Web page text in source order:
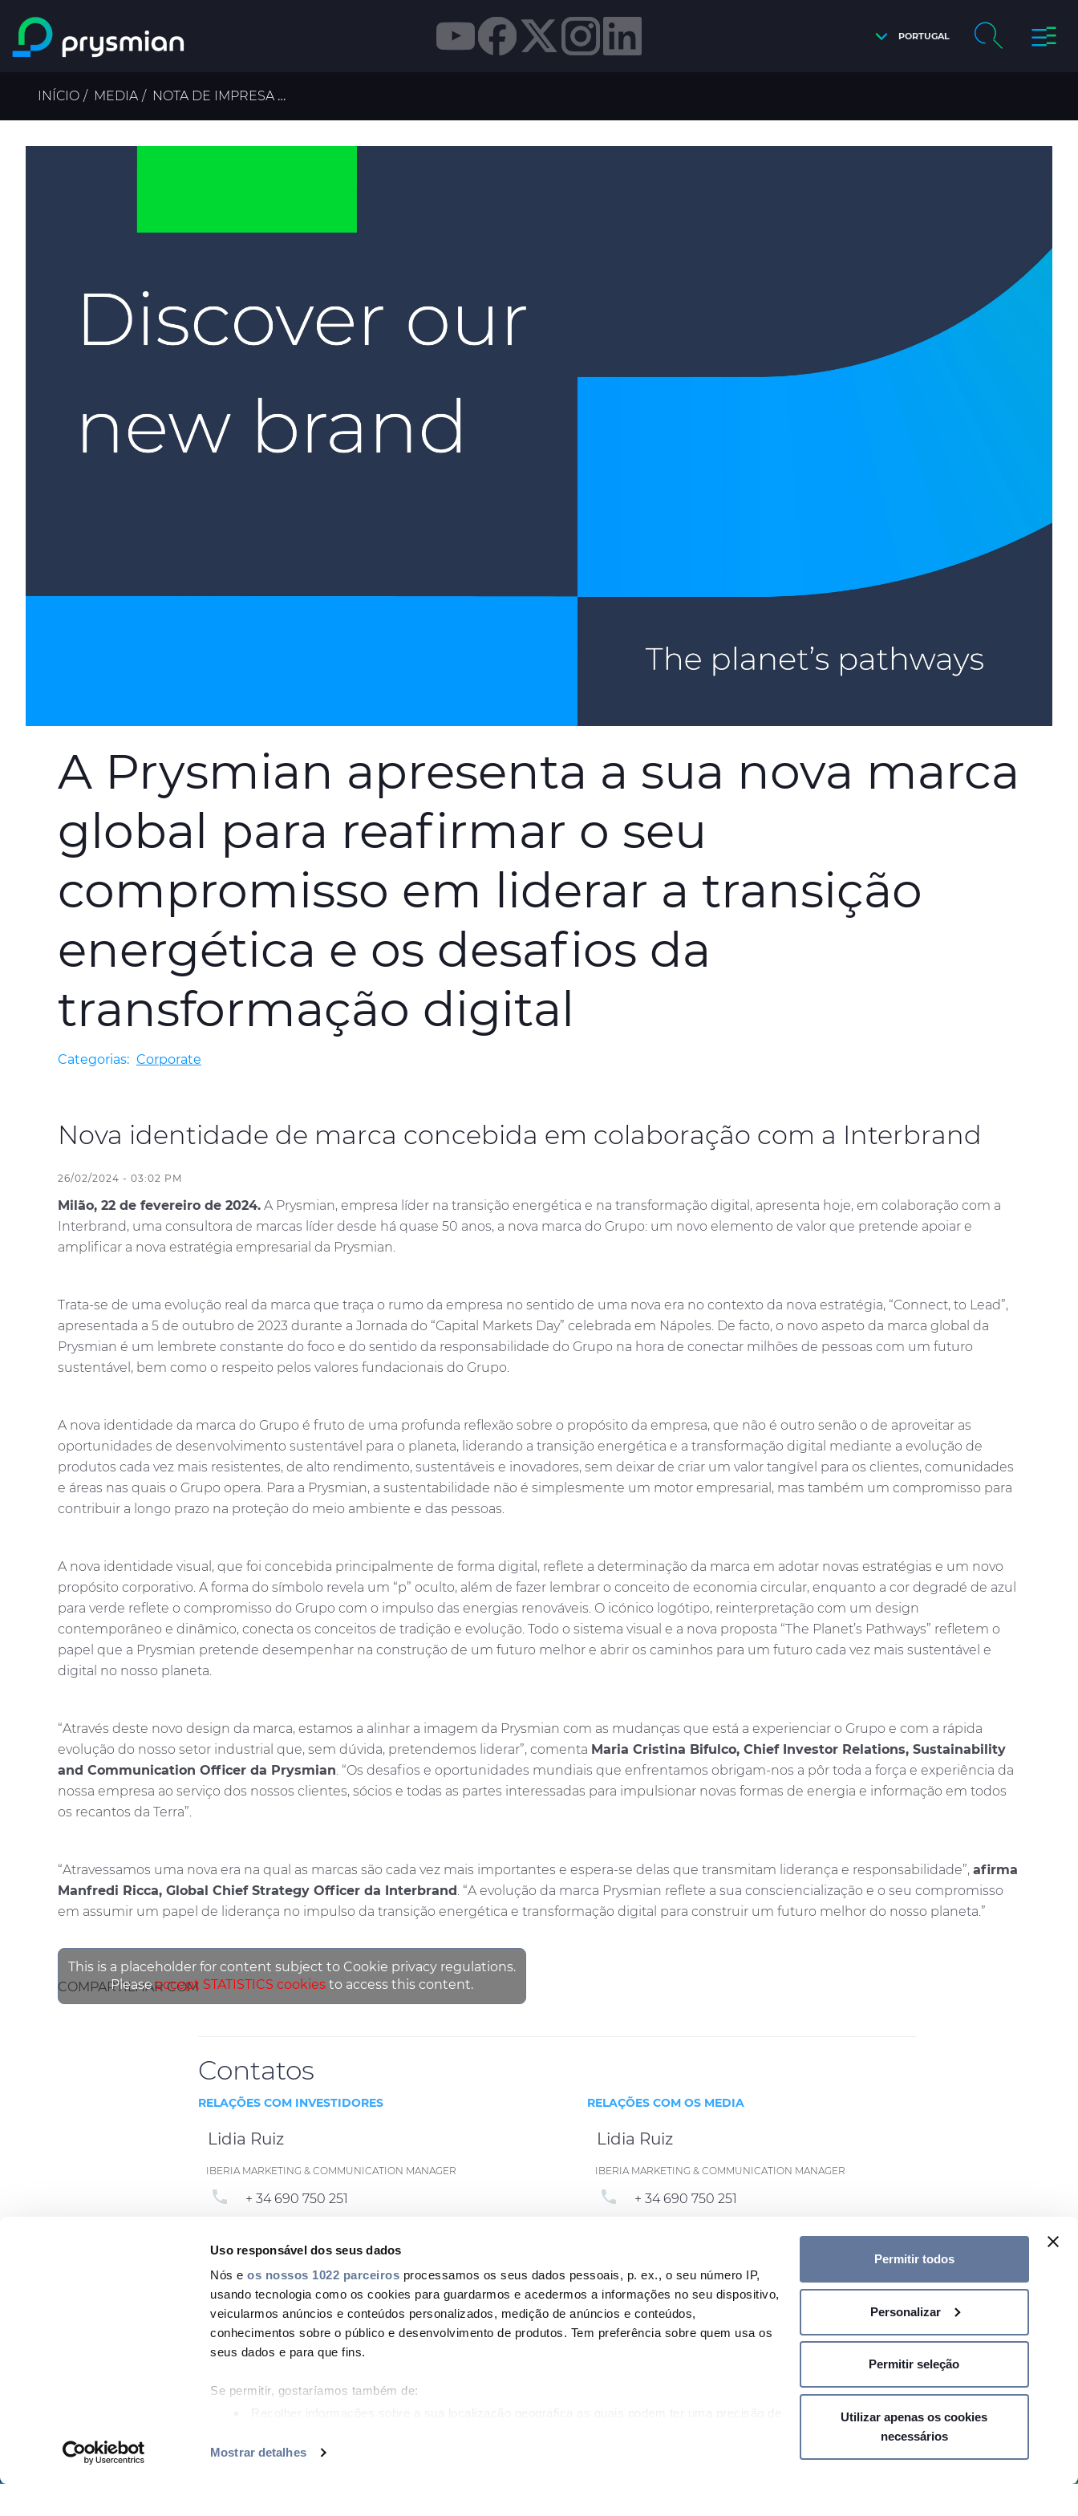
Uso responsável dos seus dados
Nós eos nossos 1022 parceiros processamos os seus dados pessoais, p. ex., o seu número IP,
usando tecnologia como os cookies para guardarmos e acedermos a informações no seu dispositivo,
veicularmos anúncios e conteúdos personalizados, medição de anúncios e conteúdos,
conhecimentos sobre o público e desenvolvimento de produtos. Tem preferência sobre quem usa os
seus dados e para que fins.
Se permitir, gostaríamos também de:
Identificar o seu dispositivo analisando de forma ativa as características específicas
Mostrar detalhes
Permitir todos
Personalizar
Permitir seleção
Utilizar apenas os cookies
necessários
Ir para o conteúdo
principal
PORTUGAL
Navegação
estrutural
INÍCIO MEDIA NOTA DE IMPRESA
A Prysmian apresenta a sua nova marca
global para reafirmar o seu
compromisso em liderar a transição
energética e os desafios da
transformação digital
Categorias: Corporate
Nova identidade de marca concebida em colaboração com a Interbrand
26/02/2024 - 03:02 PM
Milão, 22 de fevereiro de 2024. A Prysmian, empresa líder na transição energética e na transformação digital, apresenta hoje, em colaboração com a
Interbrand, uma consultora de marcas líder desde há quase 50 anos, a nova marca do Grupo: um novo elemento de valor que pretende apoiar e
amplificar a nova estratégia empresarial da Prysmian.
Trata-se de uma evolução real da marca que traça o rumo da empresa no sentido de uma nova era no contexto da nova estratégia, “Connect, to Lead”,
apresentada a 5 de outubro de 2023 durante a Jornada do “Capital Markets Day” celebrada em Nápoles. De facto, o novo aspeto da marca global da
Prysmian é um lembrete constante do foco e do sentido da responsabilidade do Grupo na hora de conectar milhões de pessoas com um futuro
sustentável, bem como o respeito pelos valores fundacionais do Grupo.
A nova identidade da marca do Grupo é fruto de uma profunda reflexão sobre o propósito da empresa, que não é outro senão o de aproveitar as
oportunidades de desenvolvimento sustentável para o planeta, liderando a transição energética e a transformação digital mediante a evolução de
produtos cada vez mais resistentes, de alto rendimento, sustentáveis e inovadores, sem deixar de criar um valor tangível para os clientes, comunidades
e áreas nas quais o Grupo opera. Para a Prysmian, a sustentabilidade não é simplesmente um motor empresarial, mas também um compromisso para
contribuir a longo prazo na proteção do meio ambiente e das pessoas.
A nova identidade visual, que foi concebida principalmente de forma digital, reflete a determinação da marca em adotar novas estratégias e um novo
propósito corporativo. A forma do símbolo revela um “p” oculto, além de fazer lembrar o conceito de economia circular, enquanto a cor degradé de azul
para verde reflete o compromisso do Grupo com o impulso das energias renováveis. O icónico logótipo, reinterpretação com um design
contemporâneo e dinâmico, conecta os conceitos de tradição e evolução. Todo o sistema visual e a nova proposta “The Planet’s Pathways” refletem o
papel que a Prysmian pretende desempenhar na construção de um futuro melhor e abrir os caminhos para um futuro cada vez mais sustentável e
digital no nosso planeta.
“Através deste novo design da marca, estamos a alinhar a imagem da Prysmian com as mudanças que está a experienciar o Grupo e com a rápida
evolução do nosso setor industrial que, sem dúvida, pretendemos liderar”, comenta Maria Cristina Bifulco, Chief Investor Relations, Sustainability
and Communication Officer da Prysmian. “Os desafios e oportunidades mundiais que enfrentamos obrigam-nos a pôr toda a força e experiência da
nossa empresa ao serviço dos nossos clientes, sócios e todas as partes interessadas para impulsionar novas formas de energia e informação em todos
os recantos da Terra”.
“Atravessamos uma nova era na qual as marcas são cada vez mais importantes e espera-se delas que transmitam liderança e responsabilidade”, afirma
Manfredi Ricca, Global Chief Strategy Officer da Interbrand . “A evolução da marca Prysmian reflete a sua consciencialização e o seu compromisso
em assumir um papel de liderança no impulso da transição energética e transformação digital para construir um futuro melhor do nosso planeta.”
COMPARTILHAR COM
This is a placeholder for content subject to Cookie privacy regulations.
Pleaseaccept STATISTICS cookies to access this content.
Contatos
RELAÇÕES COM INVESTIDORES
Lidia Ruiz
IBERIA MARKETING & COMMUNICATION MANAGER
phone + 34 690 750 251
RELAÇÕES COM OS MEDIA
Lidia Ruiz
IBERIA MARKETING & COMMUNICATION MANAGER
phone + 34 690 750 251
A NOSSA NEWSLETTER
EMPRESA MERCADOS PRODUCT CENTRE SHARE PRICE €- MILÃO,